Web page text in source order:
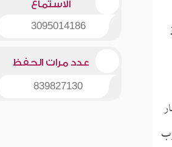
الاستماع
3095014186
عدد مرات الحفظ
839827130